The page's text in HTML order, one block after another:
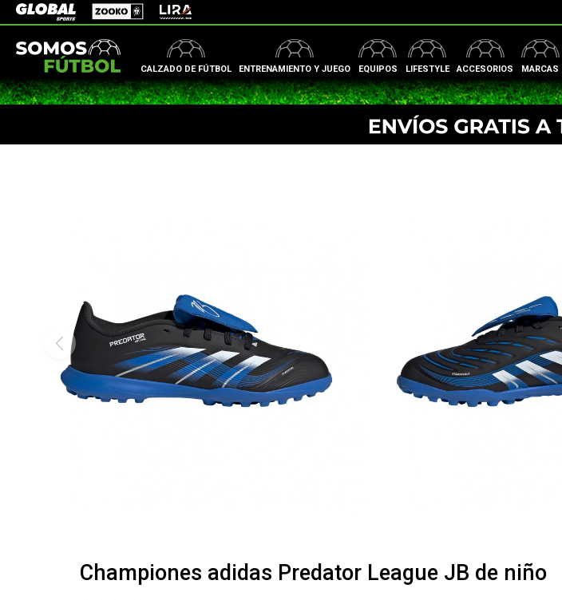
CALZADO DE FÚTBOL ENTRENAMIENTO Y JUEGO EQUIPOS LIFESTYLE ACCESORIOS MARCAS
Global Sports Zooko Lira
Championes adidas Predator League JB de niño